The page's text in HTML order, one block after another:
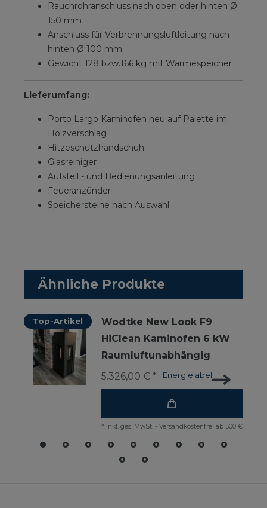
Rauchrohranschluss nach oben oder hinten Ø
150 mm
Anschluss für Verbrennungsluftleitung nach
hinten Ø 100 mm
Gewicht 128 bzw.166 kg mit Wärmespeicher
Lieferumfang:
Porto Largo Kaminofen neu auf Palette im
Holzverschlag
Hitzeschutzhandschuh
Glasreiniger
Aufstell - und Bedienungsanleitung
Feueranzünder
Speichersteine nach Auswahl
Ähnliche Produkte
Top-Artikel
Wodtke New Look F9
HiClean Kaminofen 6 kW
Raumluftunabhängig
Energielabel
5.326,00 € *
* inkl. ges. MwSt. - Versandkostenfrei ab 500 €